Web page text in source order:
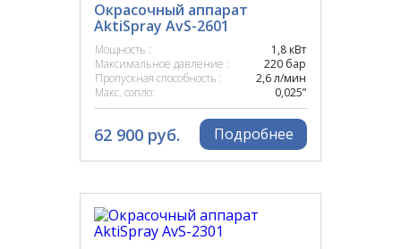
MESAMOLL
Окрасочный аппарат
AktiSpray AvS-2601
Мощность :
1,8 кВт
Максимальное давление :
220 бар
Пропускная способность :
2,6 л/мин
Макс. сопло:
0,025”
62 900 руб. Подробнее